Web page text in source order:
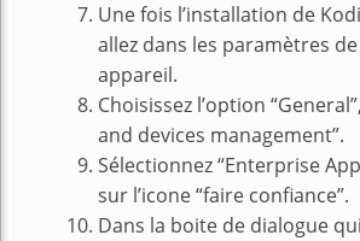
Une fois l’installation de
allez dans les paramètres
appareil.
Choisissez l’option
and devices management”.
Sélectionnez “Enterprise
sur l’icone “faire confiance”.
Dans la boite de dialogue